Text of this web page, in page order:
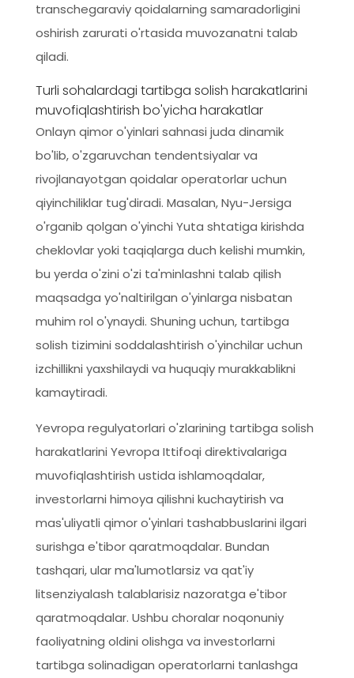
transchegaraviy qoidalarning samaradorligini
oshirish zarurati o'rtasida muvozanatni talab
qiladi.
Turli sohalardagi tartibga solish harakatlarini
muvofiqlashtirish bo'yicha harakatlar
Onlayn qimor o'yinlari sahnasi juda dinamik
bo'lib, o'zgaruvchan tendentsiyalar va
rivojlanayotgan qoidalar operatorlar uchun
qiyinchiliklar tug'diradi. Masalan, Nyu-Jersiga
o'rganib qolgan o'yinchi Yuta shtatiga kirishda
cheklovlar yoki taqiqlarga duch kelishi mumkin,
bu yerda o'zini o'zi ta'minlashni talab qilish
maqsadga yo'naltirilgan o'yinlarga nisbatan
muhim rol o'ynaydi. Shuning uchun, tartibga
solish tizimini soddalashtirish o'yinchilar uchun
izchillikni yaxshilaydi va huquqiy murakkablikni
kamaytiradi.
Yevropa regulyatorlari o'zlarining tartibga solish
harakatlarini Yevropa Ittifoqi direktivalariga
muvofiqlashtirish ustida ishlamoqdalar,
investorlarni himoya qilishni kuchaytirish va
mas'uliyatli qimor o'yinlari tashabbuslarini ilgari
surishga e'tibor qaratmoqdalar. Bundan
tashqari, ular ma'lumotlarsiz va qat'iy
litsenziyalash talablarisiz nazoratga e'tibor
qaratmoqdalar. Ushbu choralar noqonuniy
faoliyatning oldini olishga va investorlarni
tartibga solinadigan operatorlarni tanlashga